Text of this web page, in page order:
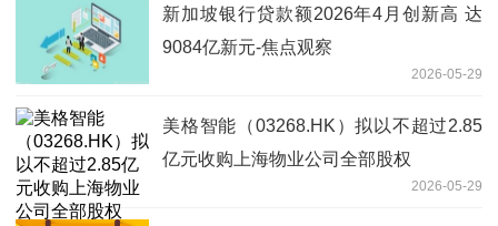
新加坡银行贷款额2026年4月创新高 达
9084亿新元-焦点观察
2026-05-29
美格智能（03268.HK）拟以不超过2.85
亿元收购上海物业公司全部股权
2026-05-29